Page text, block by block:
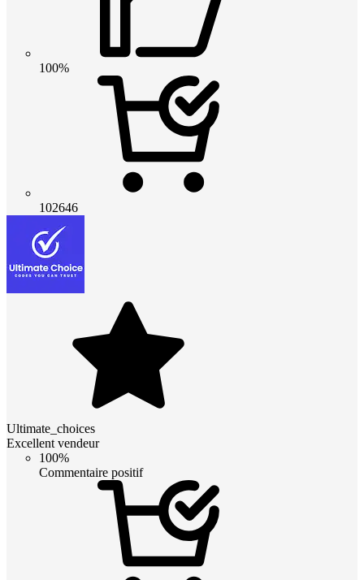
100%
102646
Ultimate_choices
Excellent vendeur
100%
Commentaire positif